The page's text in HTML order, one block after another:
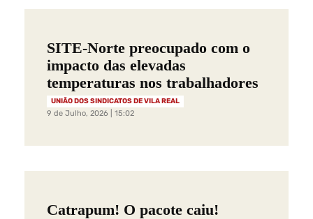
SITE-Norte preocupado com o
impacto das elevadas
temperaturas nos trabalhadores
UNIÃO DOS SINDICATOS DE VILA REAL
9 de Julho, 2026 | 15:02
Catrapum! O pacote caiu!